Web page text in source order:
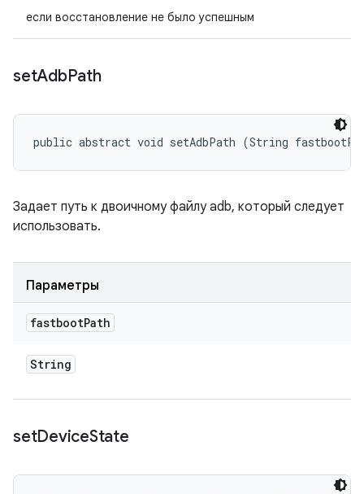
если восстановление не было успешным
setAdbPath
public abstract void setAdbPath (String
Задает путь к двоичному файлу adb, который следует
использовать.
Параметры
fastbootPath
String
setDeviceState